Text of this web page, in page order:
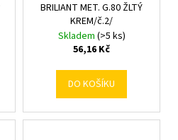
BRILIANT MET. G.80 ŽLTÝ
KREM/č.2/
Skladem (>5 ks)
56,16 Kč
DO KOŠÍKU